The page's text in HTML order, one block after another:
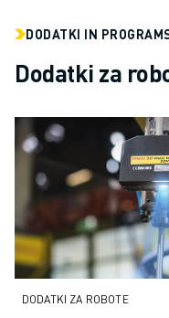
LOKACIJE
ODTIS
DODATKI IN
Dodatki za
DODATKI ZA ROBOTE